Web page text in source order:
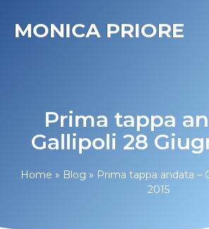
MONICA PRIORE
Prima tappa
Gallipoli 28
Home » Blog » Prima tappa andata –
2015